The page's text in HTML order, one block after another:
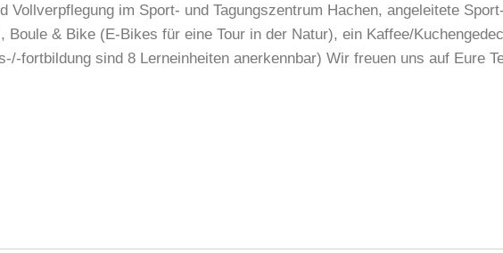
Vollverpflegung im Sport- und Tagungszentrum Hachen, angeleitete
Boule & Bike (E-Bikes für eine Tour in der Natur), ein Kaffee/
fortbildung sind 8 Lerneinheiten anerkennbar) Wir freuen uns auf Eure